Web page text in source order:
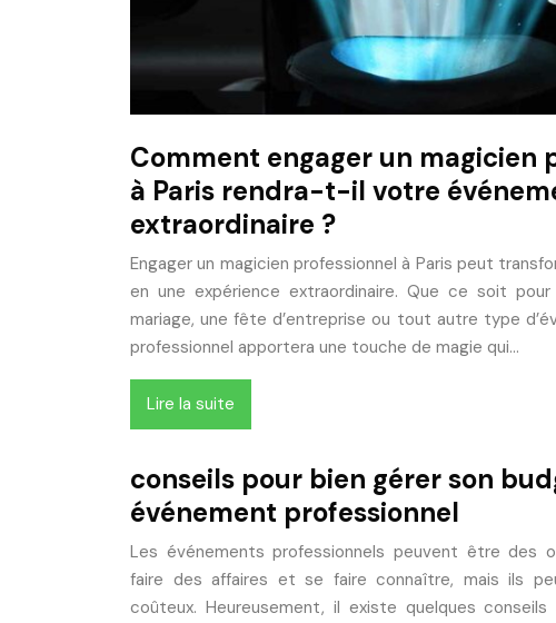
Comment engager un magicien
à Paris rendra-t-il votre
extraordinaire ?
Engager un magicien professionnel à Paris peut
en une expérience extraordinaire. Que ce soit
mariage, une fête d’entreprise ou tout autre type
professionnel apportera une touche de magie qui…
Lire la suite
conseils pour bien gérer son
événement professionnel
Les événements professionnels peuvent être des
faire des affaires et se faire connaître, mais ils
coûteux. Heureusement, il existe quelques